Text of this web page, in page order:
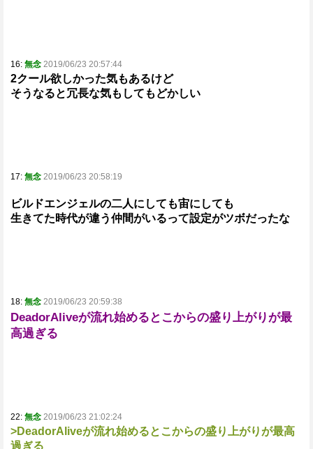
16: 無念 2019/06/23 20:57:44
2クール欲しかった気もあるけど
そうなると冗長な気もしてもどかしい
17: 無念 2019/06/23 20:58:19
ビルドエンジェルの二人にしても宙にしても
生きてた時代が違う仲間がいるって設定がツボだったな
18: 無念 2019/06/23 20:59:38
DeadorAliveが流れ始めるとこからの盛り上がりが最
高過ぎる
22: 無念 2019/06/23 21:02:24
>DeadorAliveが流れ始めるとこからの盛り上がりが最高
過ぎる